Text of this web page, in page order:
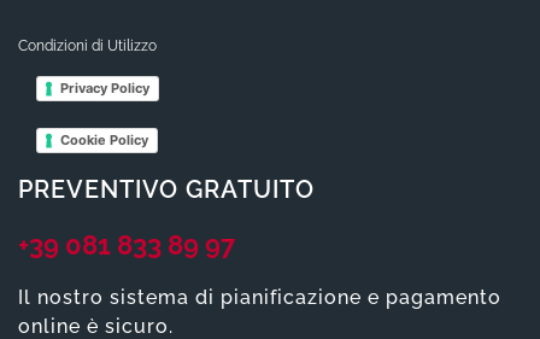
Condizioni di Utilizzo
Privacy Policy
Cookie Policy
PREVENTIVO GRATUITO
+39 081 833 89 97
Il nostro sistema di pianificazione e pagamento
online è sicuro.